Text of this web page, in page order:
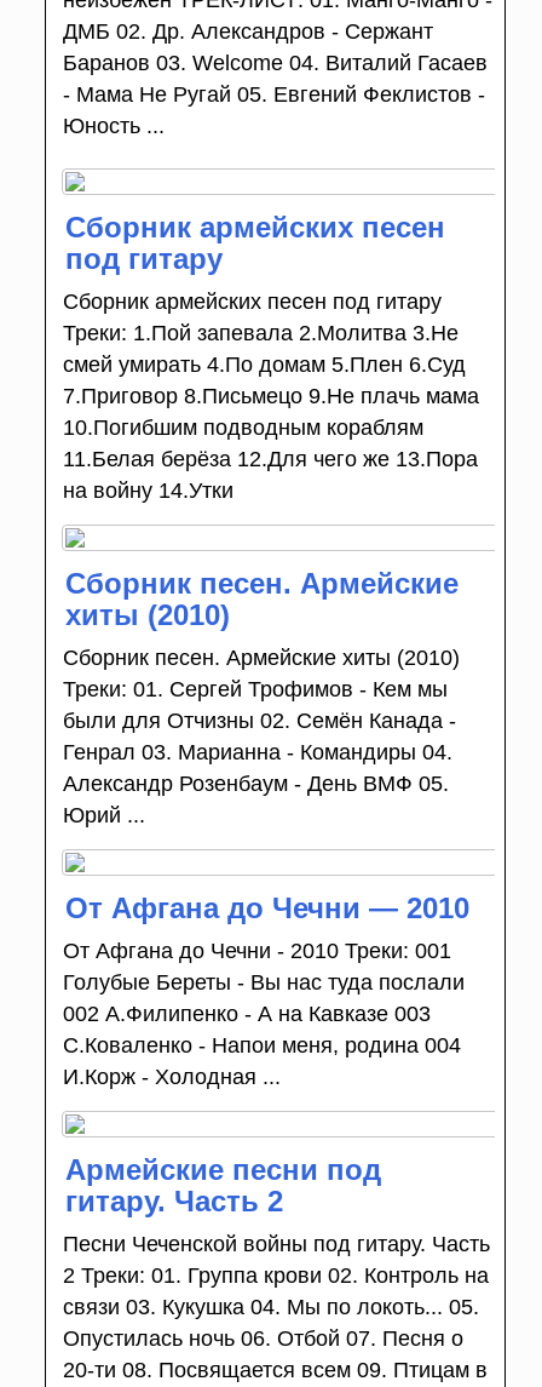
ДМБ 02. Др. Александров - Сержант
Баранов 03. Welcome 04. Виталий Гасаев
- Мама Не Ругай 05. Евгений Феклистов -
Юность ...
Сборник армейских песен
под гитару
Сборник армейских песен под гитару
Треки: 1.Пой запевала 2.Молитва 3.Не
смей умирать 4.По домам 5.Плен 6.Суд
7.Приговор 8.Письмецо 9.Не плачь мама
10.Погибшим подводным кораблям
11.Белая берёза 12.Для чего же 13.Пора
на войну 14.Утки
Сборник песен. Армейские
хиты (2010)
Сборник песен. Армейские хиты (2010)
Треки: 01. Сергей Трофимов - Кем мы
были для Отчизны 02. Семён Канада -
Генрал 03. Марианна - Командиры 04.
Александр Розенбаум - День ВМФ 05.
Юрий ...
От Афгана до Чечни — 2010
От Афгана до Чечни - 2010 Треки: 001
Голубые Береты - Вы нас туда послали
002 А.Филипенко - А на Кавказе 003
С.Коваленко - Напои меня, родина 004
И.Корж - Холодная ...
Армейские песни под
гитару. Часть 2
Песни Чеченской войны под гитару. Часть
2 Треки: 01. Группа крови 02. Контроль на
связи 03. Кукушка 04. Мы по локоть... 05.
Опустилась ночь 06. Отбой 07. Песня о
20-ти 08. Посвящается всем 09. Птицам в